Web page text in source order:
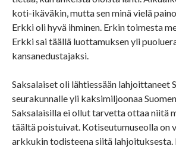
koti-ikäväkin, mutta sen minä vielä
Erkki oli hyvä ihminen. Erkin toimesta
Erkki sai täällä luottamuksen yli
kansanedustajaksi.
Saksalaiset oli lähtiessään lahjoittaneet
seurakunnalle yli kaksimiljoonaa
Saksalaisilla ei ollut tarvetta ottaa niitä
täältä poistuivat. Kotiseutumuseolla on
arkkukin todisteena siitä lahjoituksesta.